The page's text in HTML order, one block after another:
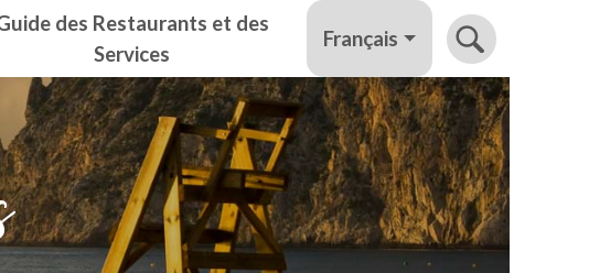
des Restaurants et des
Services
Français